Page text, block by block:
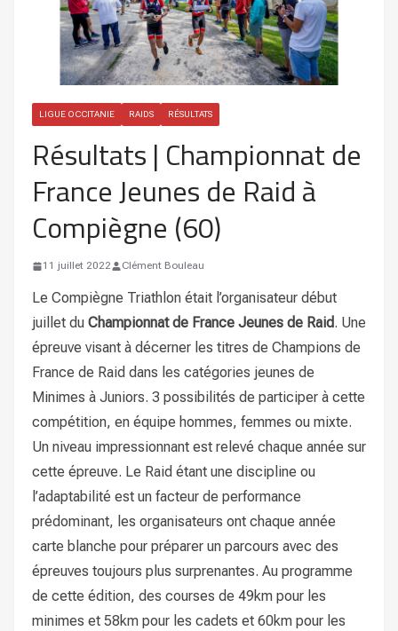
LIGUE OCCITANIE RAIDS RÉSULTATS
Résultats | Championnat de
France Jeunes de Raid à
Compiègne (60)
11 juillet 2022 Clément Bouleau
Le Compiègne Triathlon était l’organisateur début
juillet du Championnat de France Jeunes de Raid. Une
épreuve visant à décerner les titres de Champions de
France de Raid dans les catégories jeunes de
Minimes à Juniors. 3 possibilités de participer à cette
compétition, en équipe hommes, femmes ou mixte.
Un niveau impressionnant est relevé chaque année sur
cette épreuve. Le Raid étant une discipline ou
l’adaptabilité est un facteur de performance
prédominant, les organisateurs ont chaque année
carte blanche pour préparer un parcours avec des
épreuves toujours plus surprenantes. Au programme
de cette édition, des courses de 49km pour les
minimes et 58km pour les cadets et 60km pour les